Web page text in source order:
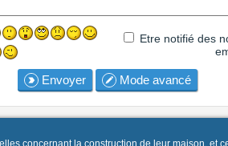
Etre notifié des
Envoyer Mode avancé
concernant la construction de leur maison, et